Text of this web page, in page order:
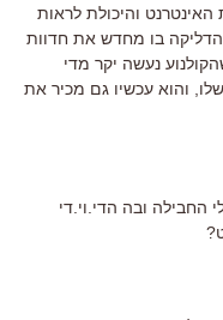
והיכולת לראות
הדליקה בו מחדש את חדוות
נעשה יקר מדי
והוא עכשיו גם מכיר את
החבילה ובה הדי.וי.די